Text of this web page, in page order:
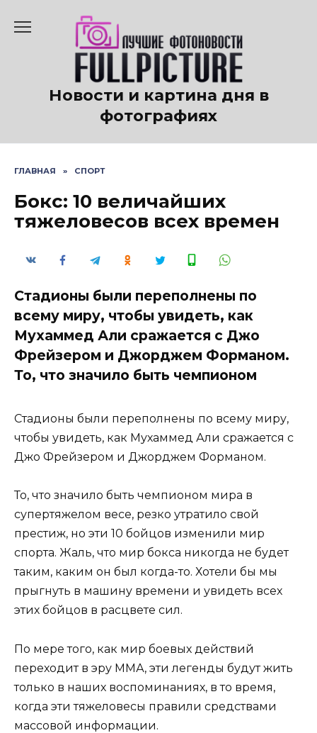
содержанию
Новости и картина дня в
фотографиях
ГЛАВНАЯ » СПОРТ
Бокс: 10 величайших
тяжеловесов всех времен
Стадионы были переполнены по
всему миру, чтобы увидеть, как
Мухаммед Али сражается с Джо
Фрейзером и Джорджем Форманом.
То, что значило быть чемпионом
Стадионы были переполнены по всему миру,
чтобы увидеть, как Мухаммед Али сражается с
Джо Фрейзером и Джорджем Форманом.
То, что значило быть чемпионом мира в
супертяжелом весе, резко утратило свой
престиж, но эти 10 бойцов изменили мир
спорта. Жаль, что мир бокса никогда не будет
таким, каким он был когда-то. Хотели бы мы
прыгнуть в машину времени и увидеть всех
этих бойцов в расцвете сил.
По мере того, как мир боевых действий
переходит в эру ММА, эти легенды будут жить
только в наших воспоминаниях, в то время,
когда эти тяжеловесы правили средствами
массовой информации.